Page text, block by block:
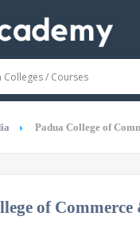
Padua College of
of